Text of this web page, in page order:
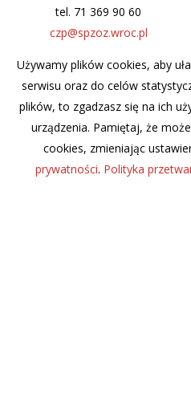
tel. 71 369 90 60
czp@spzoz.wroc.pl
Używamy plików cookies, aby
serwisu oraz do celów
plików, to zgadzasz się na ich
urządzenia. Pamiętaj, że
cookies, zmieniając
prywatności. Polityka